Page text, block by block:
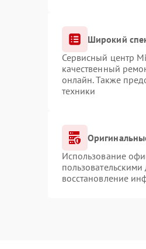
Широкий
Сервисный центр
качественный
онлайн. Также
техники
Использование
восстановление